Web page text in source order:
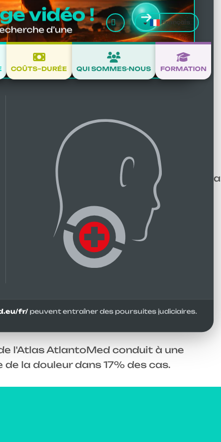
Valider Français
COÛTS–DURÉE QUI SOMMES-NOUS FORMATION
côté, d'autres des deux. Les causes de la
concomitants qui jouent un rôle
d'un seul côté du corps.
une sollicitation irrégulière et
provoquant des irritations, des
que les muscles des épaules et du
l'épaule.
spécifiquement détendus à l'aide de
du système musculo-squelettique,
l'Atlas AtlantoMed conduit à une
la douleur dans 17% des cas.
vidéo !
d’une
fr/ peuvent entraîner des poursuites judiciaires.